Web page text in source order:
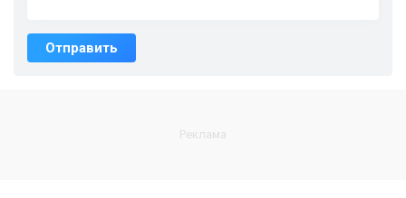
Отправить